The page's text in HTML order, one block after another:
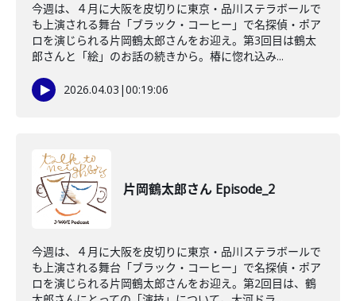
今週は、４月に大阪を皮切りに東京・品川ステラボールで
も上演される舞台「ブラック・コーヒー」で名探偵・ポア
ロを演じられる片岡鶴太郎さんをお迎え。第3回目は鶴太
郎さんと「絵」のお話の続きから。椿に惚れ込み...
2026.04.03 |00:19:06
片岡鶴太郎さん Episode_2
今週は、４月に大阪を皮切りに東京・品川ステラボールで
も上演される舞台「ブラック・コーヒー」で名探偵・ポア
ロを演じられる片岡鶴太郎さんをお迎え。第2回目は、鶴